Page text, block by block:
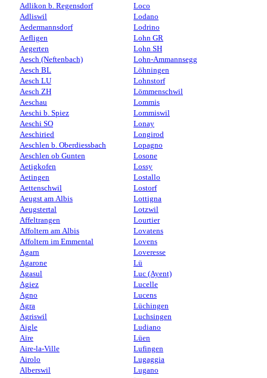
Adlikon b. Regensdorf
Adliswil
Aedermannsdorf
Aefligen
Aegerten
Aesch (Neftenbach)
Aesch BL
Aesch LU
Aesch ZH
Aeschau
Aeschi b. Spiez
Aeschi SO
Aeschiried
Aeschlen b. Oberdiessbach
Aeschlen ob Gunten
Aetigkofen
Aetingen
Aettenschwil
Aeugst am Albis
Aeugstertal
Affeltrangen
Affoltern am Albis
Affoltern im Emmental
Agarn
Agarone
Agasul
Agiez
Agno
Agra
Agriswil
Aigle
Aïre
Aire-la-Ville
Airolo
Alberswil
Loco
Lodano
Lodrino
Lohn GR
Lohn SH
Lohn-Ammannsegg
Löhningen
Lohnstorf
Lömmenschwil
Lommis
Lommiswil
Lonay
Longirod
Lopagno
Losone
Lossy
Lostallo
Lostorf
Lottigna
Lotzwil
Lourtier
Lovatens
Lovens
Loveresse
Lü
Luc (Ayent)
Lucelle
Lucens
Lüchingen
Luchsingen
Ludiano
Lüen
Lufingen
Lugaggia
Lugano